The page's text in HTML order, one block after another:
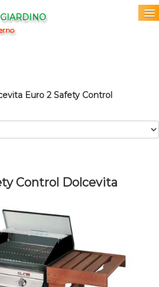
Euro 2 Safety Control
Control Dolcevita